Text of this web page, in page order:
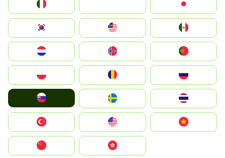
South Korea
United States
中國香港特別行政區